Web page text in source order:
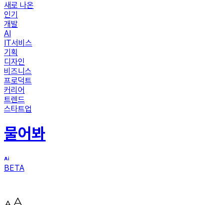
새로 나온
인기
개발
AI
IT서비스
기획
디자인
비즈니스
프로덕트
커리어
트렌드
스타트업
물어봐
BETA